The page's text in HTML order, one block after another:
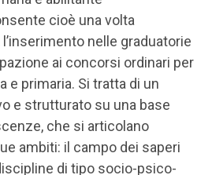
cioè una volta
nelle graduatorie
ai concorsi ordinari per
e primaria. Si tratta di un
e strutturato su una base
che si articolano
ambiti: il campo dei saperi
di tipo socio-psico-